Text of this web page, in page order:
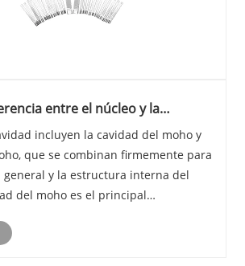
entre el núcleo y la
incluyen la cavidad del moho y
que se combinan firmemente para
y la estructura interna del
del moho es el principal
la precisión del pr......